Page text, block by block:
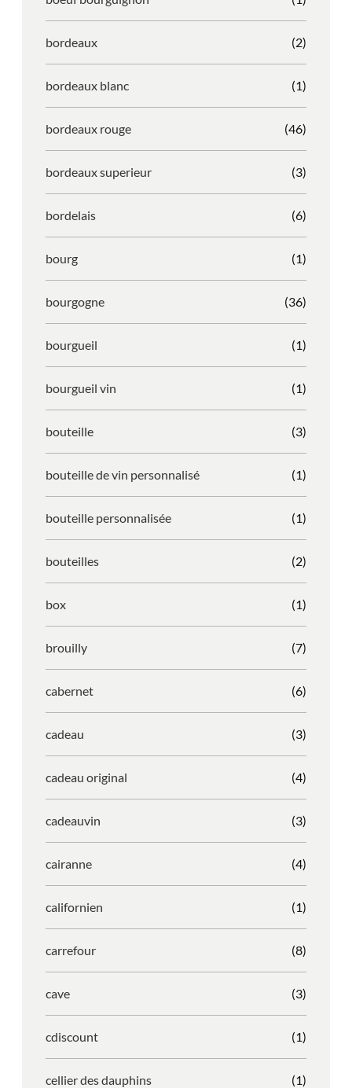
bordeaux (2)
bordeaux blanc (1)
bordeaux rouge (46)
bordeaux superieur (3)
bordelais (6)
bourg (1)
bourgogne (36)
bourgueil (1)
bourgueil vin (1)
bouteille (3)
bouteille de vin personnalisé (1)
bouteille personnalisée (1)
bouteilles (2)
box (1)
brouilly (7)
cabernet (6)
cadeau (3)
cadeau original (4)
cadeauvin (3)
cairanne (4)
californien (1)
carrefour (8)
cave (3)
cdiscount (1)
cellier des dauphins (1)